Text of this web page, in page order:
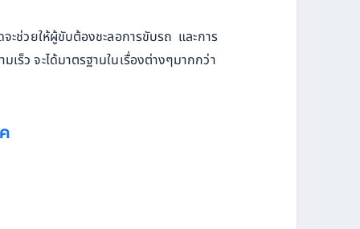
ะช่วยให้ผู้ขับต้องชะลอการขับรถ และการ
ร็ว จะได้มาตรฐานในเรื่องต่างๆมากกว่า